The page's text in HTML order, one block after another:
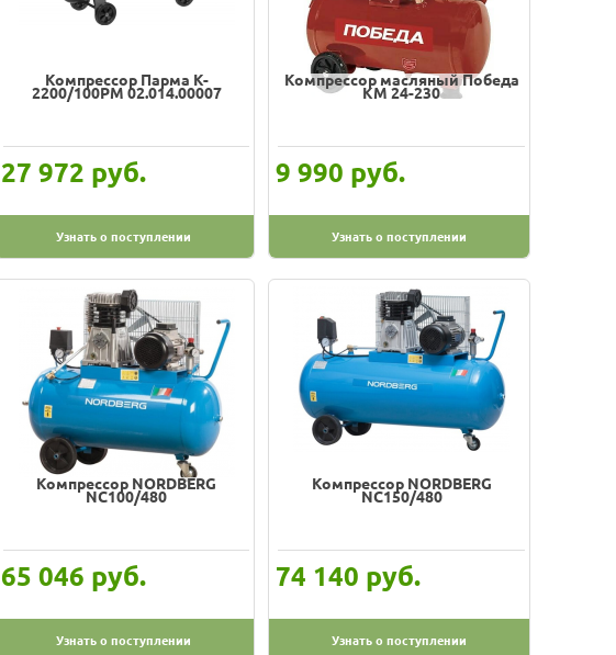
Компрессор Парма K-
2200/100РМ 02.014.00007
27 972 руб.
Узнать о поступлении
Компрессор масляный Победа
KM 24-230
9 990 руб.
Узнать о поступлении
Компрессор NORDBERG
NC100/480
65 046 руб.
Узнать о поступлении
Компрессор NORDBERG
NC150/480
74 140 руб.
Узнать о поступлении